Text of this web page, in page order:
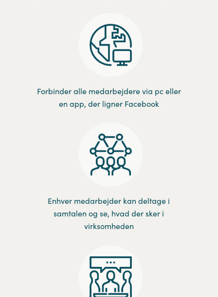
Forbinder alle medarbejdere via pc eller
en app, der ligner Facebook
Enhver medarbejder kan deltage i
samtalen og se, hvad der sker i
virksomheden